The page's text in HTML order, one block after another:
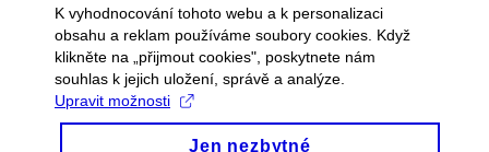
K vyhodnocování tohoto webu a k personalizaci
obsahu a reklam používáme soubory cookies. Když
klikněte na „přijmout cookies", poskytnete nám
souhlas k jejich uložení, správě a analýze.
Upravit možnosti
Jen nezbytné